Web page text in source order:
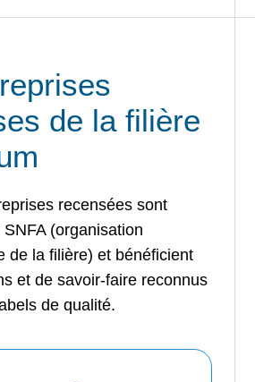
de la filière
recensées sont
(organisation
de la filière) et bénéficient
et de savoir-faire reconnus
de qualité.